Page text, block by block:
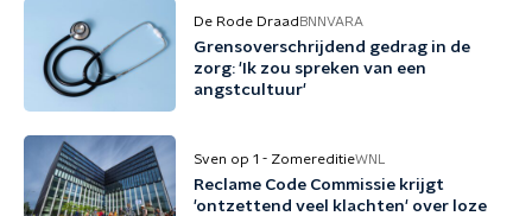
De Rode Draad BNNVARA
Grensoverschrijdend gedrag in de
zorg: 'Ik zou spreken van een
angstcultuur'
Sven op 1 - ZomereditieWNL
Reclame Code Commissie krijgt
'ontzettend veel klachten' over loze